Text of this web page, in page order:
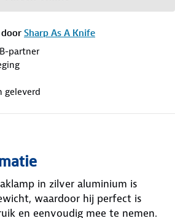
door Sharp As A Knife
partner
geleverd
in zilver aluminium is
waardoor hij perfect is
en eenvoudig mee te nemen.